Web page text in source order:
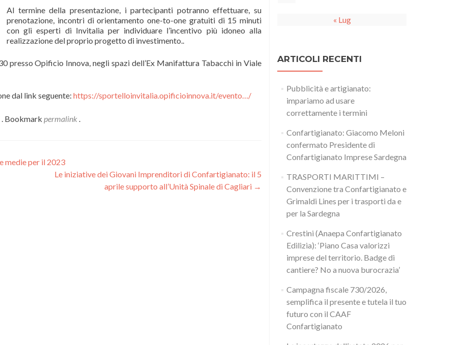
Al termine della presentazione, i partecipanti potranno effettuare, su
prenotazione, incontri di orientamento one-to-one gratuiti di 15 minuti
con gli esperti di Invitalia per individuare l’incentivo più idoneo alla
realizzazione del proprio progetto di investimento..
presso Opificio Innova, negli spazi dell’Ex Manifattura Tabacchi in Viale
dal link seguente: https://sportelloinvitalia.opificioinnova.it/evento…/
. Bookmark permalink .
medie per il 2023
Le iniziative dei Giovani Imprenditori di Confartigianato: il 5
aprile supporto all’Unità Spinale di Cagliari →
« Lug
ARTICOLI RECENTI
Pubblicità e artigianato:
impariamo ad usare
correttamente i termini
Confartigianato: Giacomo Meloni
confermato Presidente di
Confartigianato Imprese Sardegna
TRASPORTI MARITTIMI –
Convenzione tra Confartigianato e
Grimaldi Lines per i trasporti da e
per la Sardegna
Crestini (Anaepa Confartigianato
Edilizia): ‘Piano Casa valorizzi
imprese del territorio. Badge di
cantiere? No a nuova burocrazia’
Campagna fiscale 730/2026,
semplifica il presente e tutela il tuo
futuro con il CAAF
Confartigianato